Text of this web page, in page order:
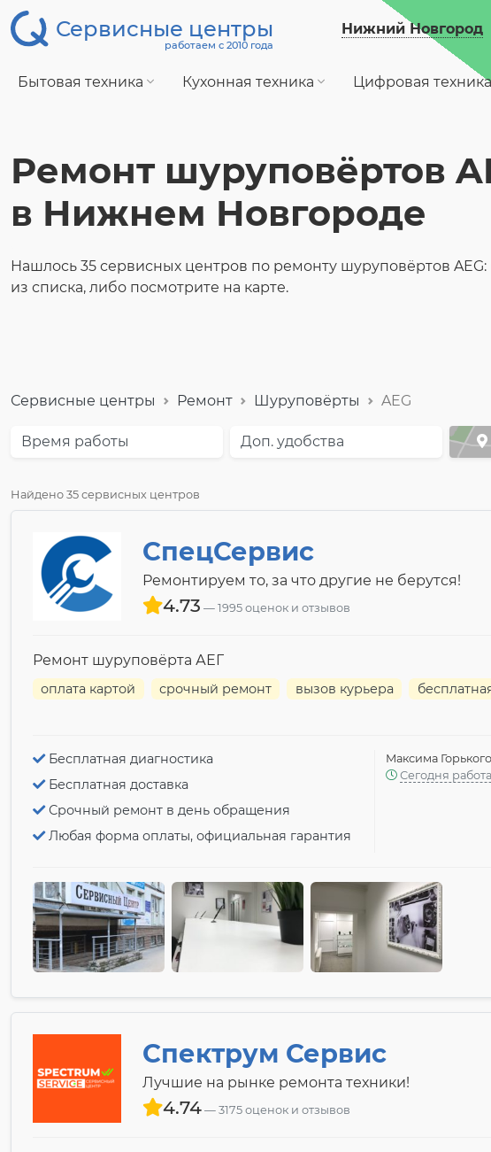
Сервисные центры
работаем с 2010 года
Нижний Новгород
Бытовая техника Кухонная техника Цифровая
Ремонт шуруповёртов
в Нижнем Новгороде
Нашлось 35 сервисных центров по ремонту шуруповёртов
из списка, либо посмотрите на карте.
Сервисные центры Ремонт Шуруповёрты AEG
Время работы Доп. удобства
Найдено 35 сервисных центров
СпецСервис
Ремонтируем то, за что другие не берутся!
4.73 1995 оценок и отзывов
Ремонт шуруповёрта АЕГ
оплата картой срочный ремонт вызов курьера
Бесплатная диагностика
Бесплатная доставка
Срочный ремонт в день обращения
Любая форма оплаты, официальная гарантия
Максима
Сегодня
Спектрум Сервис
Лучшие на рынке ремонта техники!
4.74 3175 оценок и отзывов